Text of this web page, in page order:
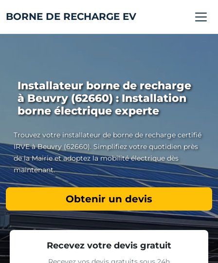
BORNE DE RECHARGE EV
Installateur borne de recharge
à Beuvry (62660) : Installation
borne électrique experte
Trouvez votre installateur de borne de recharge certifié
IRVE à Beuvry (62660). Simplifiez votre quotidien près
de la Mairie et adoptez la mobilité électrique dès
maintenant.
Obtenir un devis
Recevez votre devis gratuit